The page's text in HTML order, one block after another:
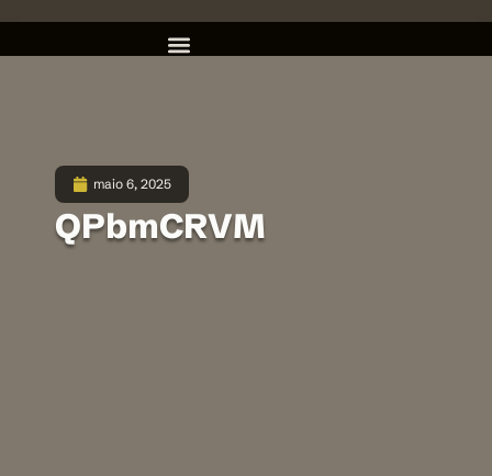
maio 6, 2025
QPbmCRVM